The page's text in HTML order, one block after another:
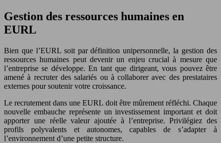
Gestion des ressources humaines en
EURL
Bien que l’EURL soit par définition unipersonnelle, la gestion des
ressources humaines peut devenir un enjeu crucial à mesure que
l’entreprise se développe. En tant que dirigeant, vous pouvez être
amené à recruter des salariés ou à collaborer avec des prestataires
externes pour soutenir votre croissance.
Le recrutement dans une EURL doit être mûrement réfléchi. Chaque
nouvelle embauche représente un investissement important et doit
apporter une réelle valeur ajoutée à l’entreprise. Privilégiez des
profils polyvalents et autonomes, capables de s’adapter à
l’environnement d’une petite structure.